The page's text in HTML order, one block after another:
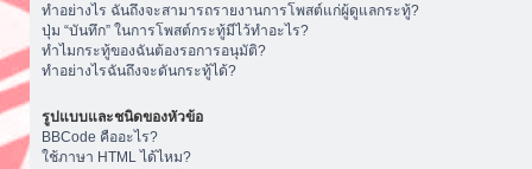
ทำอย่างไร ฉันถึงจะสามารถรายงานการโพสต์แก่ผู้ดูแลกระทู้?
ปุ่ม “บันทึก” ในการโพสต์กระทู้มีไว้ทำอะไร?
ทำไมกระทู้ของฉันต้องรอการอนุมัติ?
ทำอย่างไรฉันถึงจะดันกระทู้ได้?
รูปแบบและชนิดของหัวข้อ
BBCode คืออะไร?
ใช้ภาษา HTML ได้ไหม?